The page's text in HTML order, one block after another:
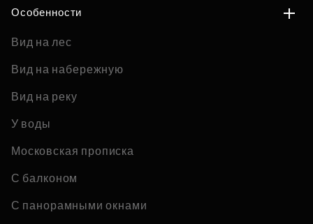
Особенности
Вид на лес
Вид на набережную
Вид на реку
У воды
Московская прописка
С балконом
С панорамными окнами